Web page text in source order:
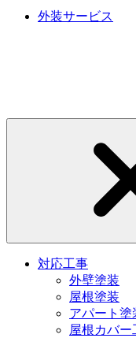
外装サービス
対応工事
外壁塗装
屋根塗装
アパート塗
屋根カバー